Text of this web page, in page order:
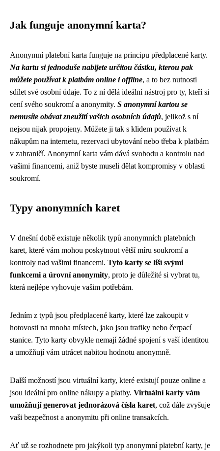
Jak funguje anonymní karta?
Anonymní platební karta funguje na principu předplacené karty.
Na kartu si jednoduše nabijete určitou částku, kterou pak
můžete používat k platbám online i offline, a to bez nutnosti
sdílet své osobní údaje. To z ní dělá ideální nástroj pro ty, kteří si
cení svého soukromí a anonymity. S anonymní kartou se
nemusíte obávat zneužití vašich osobních údajů, jelikož s ní
nejsou nijak propojeny. Můžete ji tak s klidem používat k
nákupům na internetu, rezervaci ubytování nebo třeba k platbám
v zahraničí. Anonymní karta vám dává svobodu a kontrolu nad
vašimi financemi, aniž byste museli dělat kompromisy v oblasti
soukromí.
Typy anonymních karet
V dnešní době existuje několik typů anonymních platebních
karet, které vám mohou poskytnout větší míru soukromí a
kontroly nad vašimi financemi. Tyto karty se liší svými
funkcemi a úrovní anonymity, proto je důležité si vybrat tu,
která nejlépe vyhovuje vašim potřebám.
Jedním z typů jsou předplacené karty, které lze zakoupit v
hotovosti na mnoha místech, jako jsou trafiky nebo čerpací
stanice. Tyto karty obvykle nemají žádné spojení s vaší identitou
a umožňují vám utrácet nabitou hodnotu anonymně.
Další možností jsou virtuální karty, které existují pouze online a
jsou ideální pro online nákupy a platby. Virtuální karty vám
umožňují generovat jednorázová čísla karet, což dále zvyšuje
vaši bezpečnost a anonymitu při online transakcích.
Ať už se rozhodnete pro jakýkoli typ anonymní platební karty, je